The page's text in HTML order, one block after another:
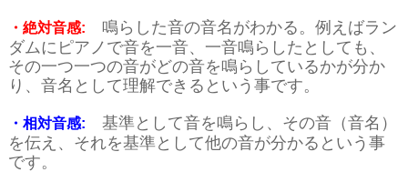
・絶対音感:
鳴らした音の音名がわかる。例えばラン
ダムにピアノで音を一音、一音鳴らしたとしても、
その一つ一つの音がどの音を鳴らしているかが分か
り、音名として理解できるという事です。
・相対音感:
基準として音を鳴らし、その音（音名）
を伝え、それを基準として他の音が分かるという事
です。